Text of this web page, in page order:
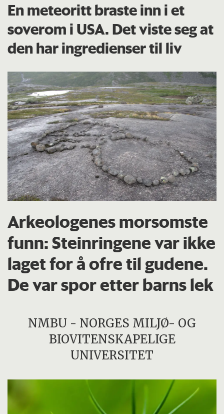
En meteoritt braste inn i et
soverom i USA. Det viste seg at
den har ingredienser til liv
Arkeologenes morsomste
funn: Steinringene var ikke
laget for å ofre til gudene.
De var spor etter barns lek
NMBU - NORGES MILJØ- OG
BIOVITENSKAPELIGE
UNIVERSITET